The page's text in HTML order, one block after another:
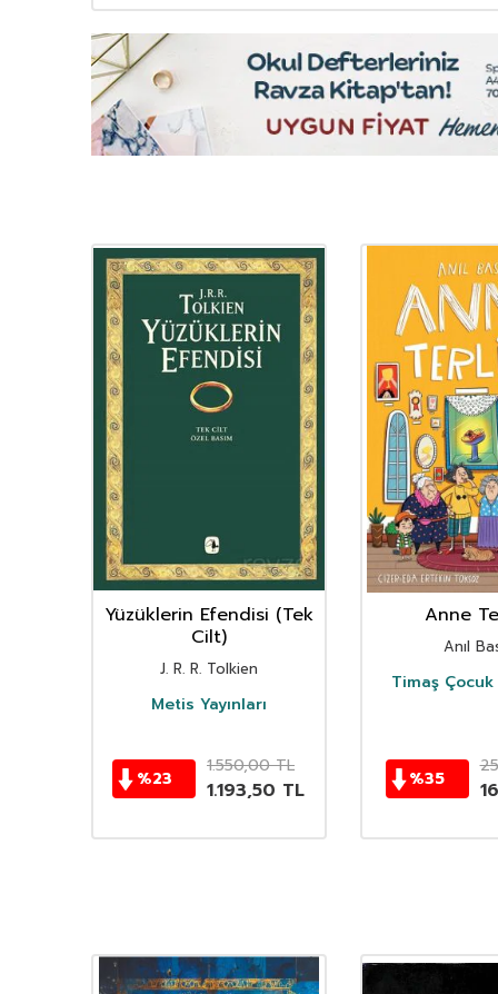
Yüzüklerin Efendisi (Tek
Cilt)
J. R. R. Tolkien
Metis Yayınları
%23
1.550,00TL
1.193,50 TL
Anne
Anıl
Timaş Çocuk
%35